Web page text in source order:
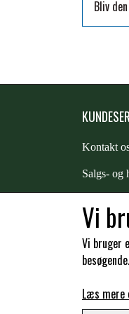
Bliv
Kontakt
Salgs- og
Kunde
Vi
Vi bruger
Læs mere